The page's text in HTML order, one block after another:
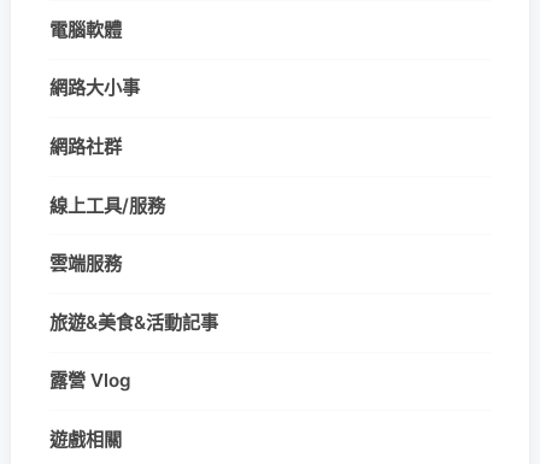
電腦軟體
網路大小事
網路社群
線上工具/服務
雲端服務
旅遊&美食&活動記事
露營 Vlog
遊戲相關